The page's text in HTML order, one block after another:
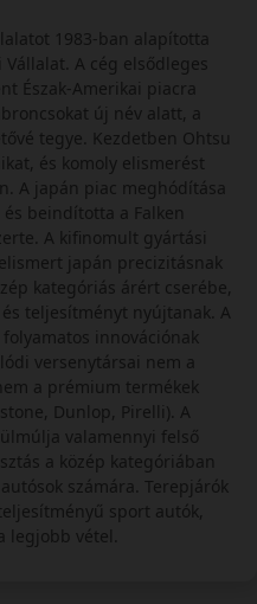
1983-ban alapította
A cég elsődleges
Észak-Amerikai piacra
új név alatt, a
tegye. Kezdetben Ohtsu
és komoly elismerést
A japán piac meghódítása
beindította a Falken
A kifinomult gyártási
japán precizitásnak
kategóriás árért cserébe,
teljesítményt nyújtanak. A
innovációnak
versenytársai nem a
a prémium termékek
Dunlop, Pirelli). A
valamennyi felső
a közép kategóriában
számára. Terepjárók
sport autók,
legjobb vétel.